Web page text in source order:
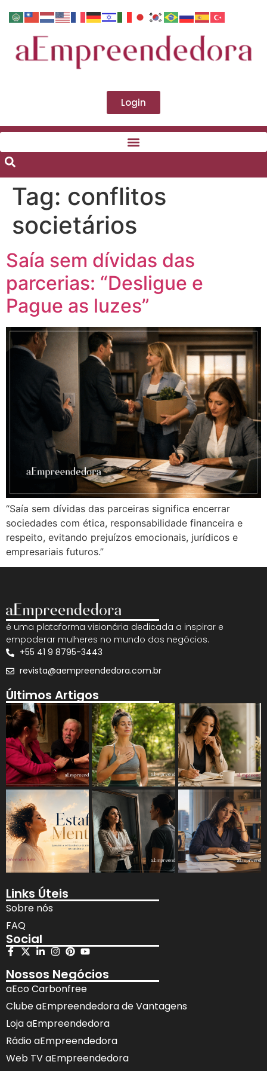
Login
Tag: conflitos
societários
Saía sem dívidas das
parcerias: “Desligue e
Pague as luzes”
“Saía sem dívidas das parceiras significa encerrar
sociedades com ética, responsabilidade financeira e
respeito, evitando prejuízos emocionais, jurídicos e
empresariais futuros.”
é uma plataforma visionária dedicada a inspirar e
empoderar mulheres no mundo dos negócios.
+55 41 9 8795-3443
revista@aempreendedora.com.br
Últimos Artigos
Links Úteis
Sobre nós
FAQ
Social
Nossos Negócios
aEco Carbonfree
Clube aEmpreendedora de Vantagens
Loja aEmpreendedora
Rádio aEmpreendedora
Web TV aEmpreendedora